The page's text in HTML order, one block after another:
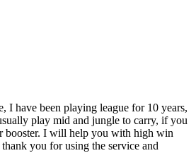
I have been playing league for 10 years,
play mid and jungle to carry, if you
booster. I will help you with high win
you for using the service and